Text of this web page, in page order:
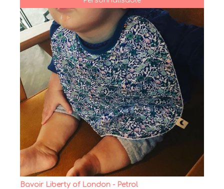
Bavoir Liberty of London - Petrol